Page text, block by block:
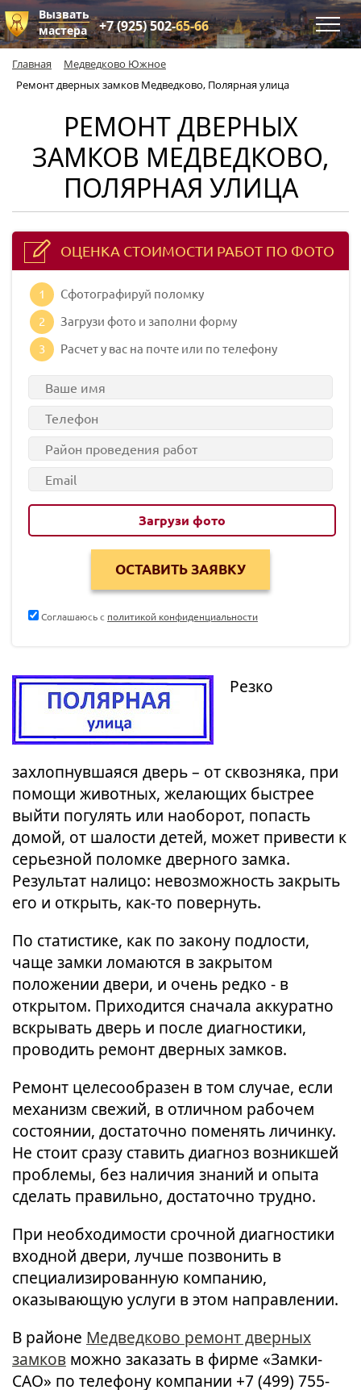
Вызвать
мастера
+7 (925) 502-65-66
Главная
Медведково Южное
Ремонт дверных замков Медведково, Полярная улица
РЕМОНТ ДВЕРНЫХ
ЗАМКОВ МЕДВЕДКОВО,
ПОЛЯРНАЯ УЛИЦА
Резко
захлопнувшаяся дверь – от сквозняка, при
помощи животных, желающих быстрее
выйти погулять или наоборот, попасть
домой, от шалости детей, может привести к
серьезной поломке дверного замка.
Результат налицо: невозможность закрыть
его и открыть, как-то повернуть.
По статистике, как по закону подлости,
чаще замки ломаются в закрытом
положении двери, и очень редко - в
открытом. Приходится сначала аккуратно
вскрывать дверь и после диагностики,
проводить ремонт дверных замков.
Ремонт целесообразен в том случае, если
механизм свежий, в отличном рабочем
состоянии, достаточно поменять личинку.
Не стоит сразу ставить диагноз возникшей
проблемы, без наличия знаний и опыта
сделать правильно, достаточно трудно.
При необходимости срочной диагностики
входной двери, лучше позвонить в
специализированную компанию,
оказывающую услуги в этом направлении.
В районе Медведково ремонт дверных
замков можно заказать в фирме «Замки-
САО» по телефону компании +7 (499) 755-
ОЦЕНКА СТОИМОСТИ РАБОТ ПО ФОТО
1
Сфотографируй поломку
2
Загрузи фото и заполни форму
3
Расчет у вас на почте или по телефону
Загрузи фото
Соглашаюсь с политикой конфиденциальности